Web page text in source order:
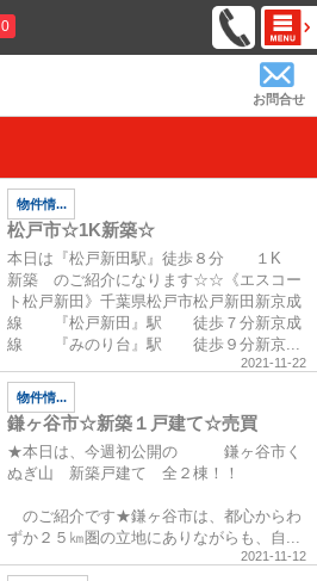
0
お問合せ
物件情...
松戸市☆1K新築☆
本日は『松戸新田駅』徒歩８分 １K
新築 のご紹介になります☆☆《エスコー
ト松戸新田》千葉県松戸市松戸新田新京成
線 『松戸新田』駅 徒歩７分新京成
線 『みのり台』駅 徒歩９分新京...
2021-11-22
物件情...
鎌ヶ谷市☆新築１戸建て☆売買
★本日は、今週初公開の 鎌ヶ谷市く
ぬぎ山 新築戸建て 全２棟！！
のご紹介です★鎌ヶ谷市は、都心からわ
ずか２５㎞圏の立地にありながらも、自...
2021-11-12